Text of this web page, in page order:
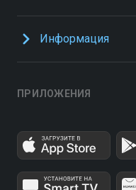
Информация
ПРИЛОЖЕНИЯ